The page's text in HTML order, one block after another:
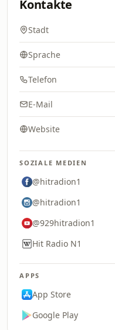
Kontakte
Stadt
Sprache
Telefon
E-Mail
Website
SOZIALE MEDIEN
@hitradion1
@hitradion1
@929hitradion1
Hit Radio N1
APPS
App Store
Google Play